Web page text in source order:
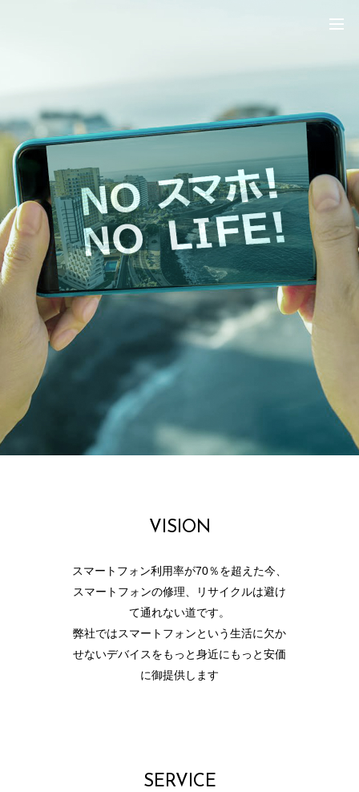
VISION
スマートフォン利用率が70％を超えた今、
スマートフォンの修理、リサイクルは避け
て通れない道です。
弊社ではスマートフォンという生活に欠か
せないデバイスをもっと身近にもっと安価
に御提供します
SERVICE